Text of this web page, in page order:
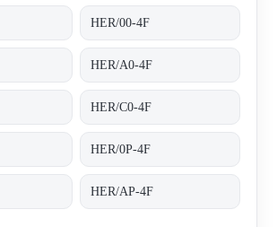
HER/00-4F
HER/A0-4F
HER/C0-4F
HER/0P-4F
HER/AP-4F